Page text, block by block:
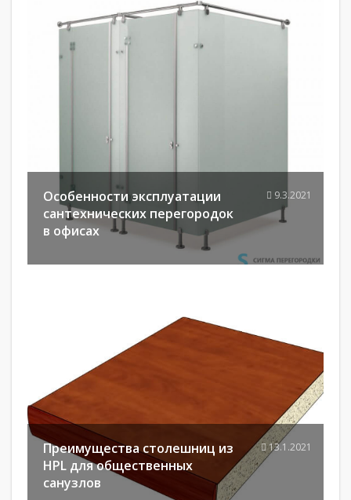
Особенности эксплуатации
сантехнических перегородок
в офисах
9.3.2021
Преимущества столешниц из
HPL для общественных
санузлов
13.1.2021